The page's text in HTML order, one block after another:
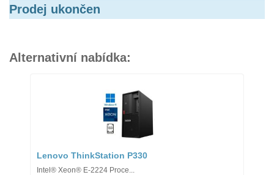
Prodej ukončen
Alternativní nabídka:
Lenovo ThinkStation P330
Intel® Xeon® E-2224 Proce...